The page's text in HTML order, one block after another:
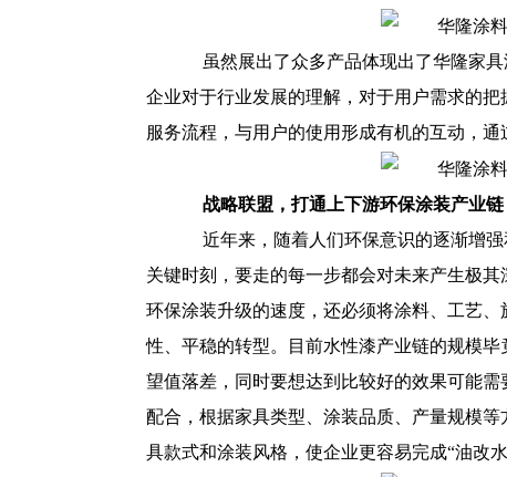
虽然展出了众多产品体现出了华隆家
企业对于行业发展的理解，对于用户需求的
服务流程，与用户的使用形成有机的互动，
战略联盟，打通上下游环保涂装产业链
近年来，随着人们环保意识的逐渐增
关键时刻，要走的每一步都会对未来产生极
环保涂装升级的速度，还必须将涂料、工艺
性、平稳的转型。目前水性漆产业链的规模
望值落差，同时要想达到比较好的效果可能
配合，根据家具类型、涂装品质、产量规模
具款式和涂装风格，使企业更容易完成“油改